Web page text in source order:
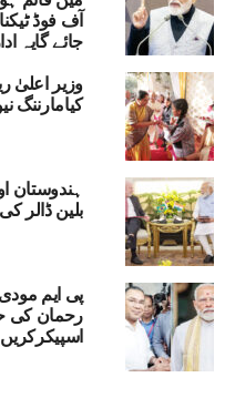
مشترکہ وژن کے نفاذ میں
لیں گے۔ یہ دورہ دونوں
مزید گہرا اور مضبوط کرنے
RELATED TOPICS:
MOEIZO
OF EXTERNAL AFFAIRS
MINISTER KEIR STARMER
MINISTER NARENDRA MODI
UP
DON'T MISS
جائے گایہ
وزیر اعلیٰ
کیامارننگ
بلین ڈالر
پی ایم
رحمان کی